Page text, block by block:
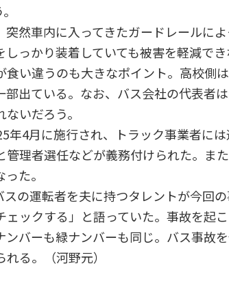
然車内に入ってきたガードレールに
っかり装着していても被害を軽減でき
い違うのも大きなポイント。高校側
出ている。なお、バス会社の代表者
いだろう。
4月に施行され、トラック事業者に
理者選任などが義務付けられた。ま
た。
の運転者を夫に持つタレントが今回
ックする」と語っていた。事故を起
バーも緑ナンバーも同じ。バス事故
る。（河野元）